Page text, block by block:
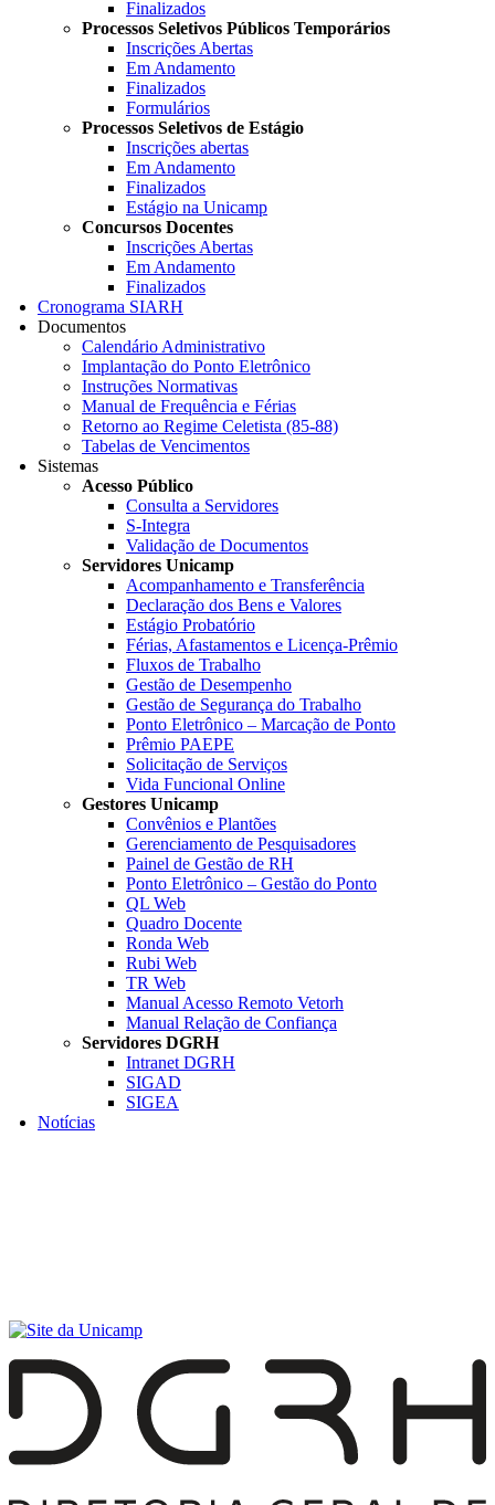
Finalizados
Processos Seletivos Públicos Temporários
Inscrições Abertas
Em Andamento
Finalizados
Formulários
Processos Seletivos de Estágio
Inscrições abertas
Em Andamento
Finalizados
Estágio na Unicamp
Concursos Docentes
Inscrições Abertas
Em Andamento
Finalizados
Cronograma SIARH
Documentos
Calendário Administrativo
Implantação do Ponto Eletrônico
Instruções Normativas
Manual de Frequência e Férias
Retorno ao Regime Celetista (85-88)
Tabelas de Vencimentos
Sistemas
Acesso Público
Consulta a Servidores
S-Integra
Validação de Documentos
Servidores Unicamp
Acompanhamento e Transferência
Declaração dos Bens e Valores
Estágio Probatório
Férias, Afastamentos e Licença-Prêmio
Fluxos de Trabalho
Gestão de Desempenho
Gestão de Segurança do Trabalho
Ponto Eletrônico – Marcação de Ponto
Prêmio PAEPE
Solicitação de Serviços
Vida Funcional Online
Gestores Unicamp
Convênios e Plantões
Gerenciamento de Pesquisadores
Painel de Gestão de RH
Ponto Eletrônico – Gestão do Ponto
QL Web
Quadro Docente
Ronda Web
Rubi Web
TR Web
Manual Acesso Remoto Vetorh
Manual Relação de Confiança
Servidores DGRH
Intranet DGRH
SIGAD
SIGEA
Notícias